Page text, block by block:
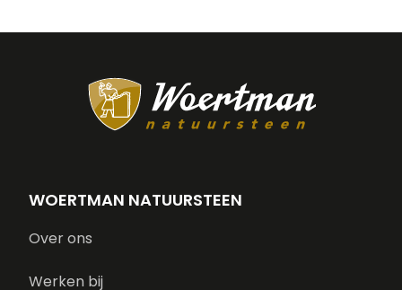
WOERTMAN NATUURSTEEN
Over ons
Werken bij